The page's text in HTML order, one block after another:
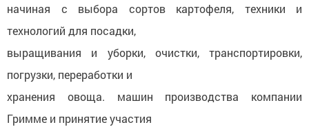
начиная с выбора сортов картофеля, техники и
технологий для посадки,
выращивания и уборки, очистки, транспортировки,
погрузки, переработки и
хранения овоща. машин производства компании
Гримме и принятие участия